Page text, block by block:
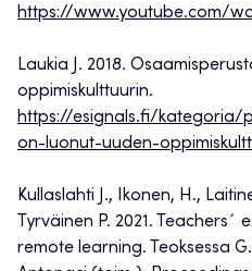
https://www.youtube.com/
Laukia J. 2018.
oppimiskulttuurin.
https://esignals.fi/kategoria/
on-luonut-uuden-
Kullaslahti J., Ikonen, H.,
Tyrväinen P. 2021. Teachers´
remote learning. Teoksessa